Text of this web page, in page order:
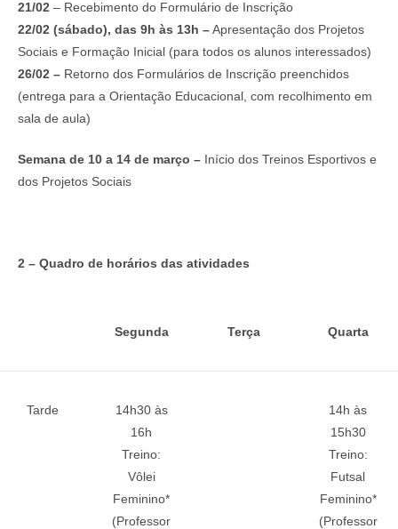
21/02 – Recebimento do Formulário de Inscrição
22/02 (sábado), das 9h às 13h –Apresentação dos Projetos
Sociais e Formação Inicial (para todos os alunos interessados)
26/02 – Retorno dos Formulários de Inscrição preenchidos
(entrega para a Orientação Educacional, com recolhimento em
sala de aula)
Semana de 10 a 14 de março – Início dos Treinos Esportivos e
dos Projetos Sociais
2 – Quadro de horários das atividades
Segunda Terça Quarta
Tarde
14h30 às
16h
Treino:
Vôlei
Feminino*
(Professor
14h às
15h30
Treino:
Futsal
Feminino*
(Professor